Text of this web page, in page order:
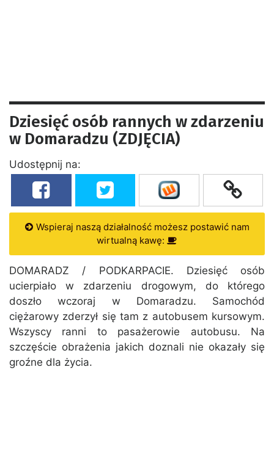
Dziesięć osób rannych w zdarzeniu
w Domaradzu (ZDJĘCIA)
Udostępnij na:
Wspieraj naszą działalność możesz postawić nam
wirtualną kawę:
DOMARADZ / PODKARPACIE. Dziesięć osób
ucierpiało w zdarzeniu drogowym, do którego
doszło wczoraj w Domaradzu. Samochód
ciężarowy zderzył się tam z autobusem kursowym.
Wszyscy ranni to pasażerowie autobusu. Na
szczęście obrażenia jakich doznali nie okazały się
groźne dla życia.